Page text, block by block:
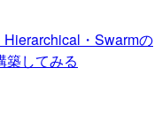
・Swarmの
築してみる